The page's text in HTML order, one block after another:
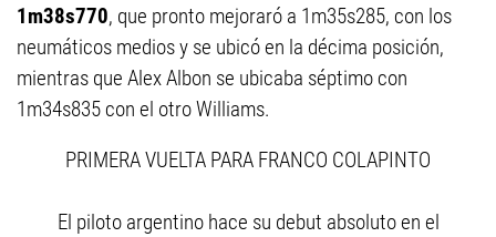
1m38s770, que pronto mejoraró a 1m35s285, con los
neumáticos medios y se ubicó en la décima posición,
mientras que Alex Albon se ubicaba séptimo con
1m34s835 con el otro Williams.
PRIMERA VUELTA PARA FRANCO COLAPINTO
El piloto argentino hace su debut absoluto en el